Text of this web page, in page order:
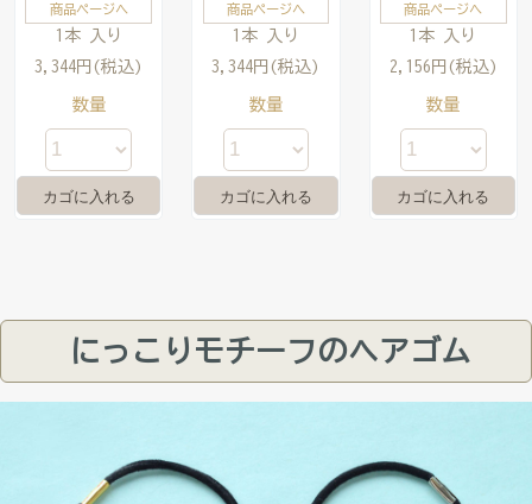
商品ページへ
1本 入り
3,344円(税込)
数量
商品ページへ
1本 入り
3,344円(税込)
数量
商品ページへ
1本 入り
2,156円(税込)
数量
にっこりモチーフのヘアゴム